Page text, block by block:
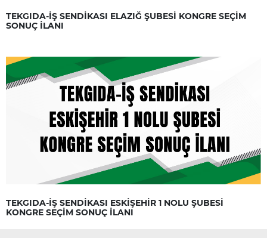
TEKGIDA-İŞ SENDİKASI ELAZIĞ ŞUBESİ KONGRE SEÇİM
SONUÇ İLANI
TEKGIDA-İŞ SENDİKASI ESKİŞEHİR 1 NOLU ŞUBESİ
KONGRE SEÇİM SONUÇ İLANI